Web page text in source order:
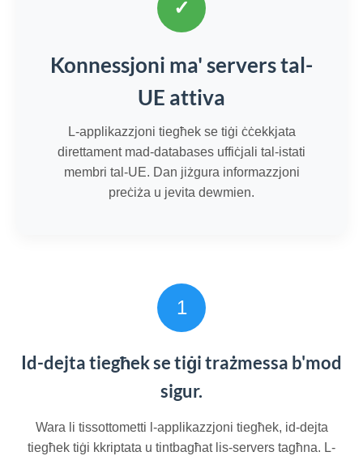
✓
Konnessjoni ma' servers tal-
UE attiva
L-applikazzjoni tiegħek se tiġi ċċekkjata
direttament mad-databases uffiċjali tal-istati
membri tal-UE. Dan jiżgura informazzjoni
preċiża u jevita dewmien.
1
Id-dejta tiegħek se tiġi trażmessa b'mod
sigur.
Wara li tissottometti l-applikazzjoni tiegħek, id-dejta
tiegħek tiġi kkriptata u tintbagħat lis-servers tagħna. L-